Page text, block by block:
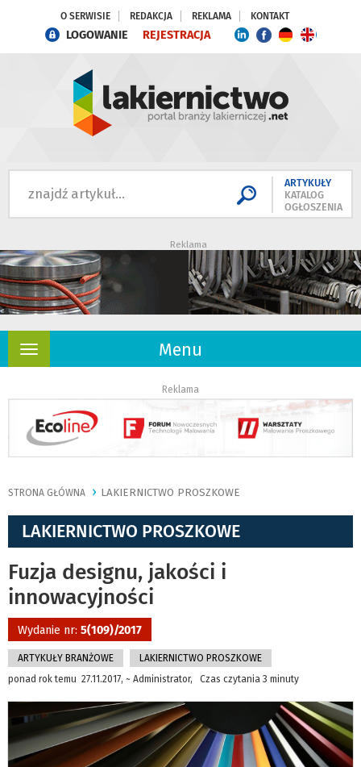
O SERWISIE REDAKCJA REKLAMA KONTAKT
LOGOWANIE REJESTRACJA
ARTYKUŁY
KATALOG
OGŁOSZENIA
Reklama
Menu
Rozwiń
Reklama
STRONA GŁÓWNA LAKIERNICTWO PROSZKOWE
LAKIERNICTWO PROSZKOWE
Fuzja designu, jakości i
innowacyjności
Wydanie nr: 5(109)/2017
ARTYKUŁY BRANŻOWE
LAKIERNICTWO PROSZKOWE
ponad rok temu 27.11.2017, ~ Administrator, Czas czytania 3 minuty